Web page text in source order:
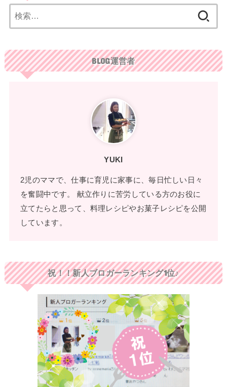
索:
BLOG運営者
YUKI
2児のママで、仕事に育児に家事に、毎日忙しい日々
を奮闘中です。 献立作りに苦労している方のお役に
立てたらと思って、料理レシピやお菓子レシピを公開
しています。
祝！！新人ブロガーランキング1位♪